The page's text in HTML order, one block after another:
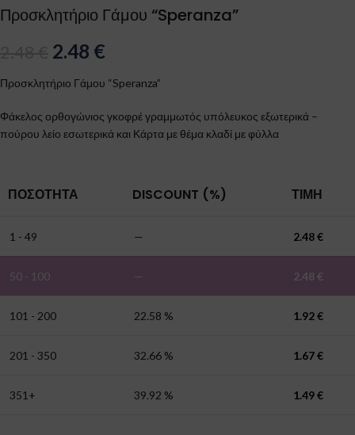
Προσκλητήριο Γάμου “Speranza”
2.48 €
Προσκλητήριο Γάμου “Speranza”
Φάκελος ορθογώνιος γκοφρέ γραμμωτός υπόλευκος εξωτερικά –
πούρου λείο εσωτερικά και Κάρτα με θέμα κλαδί με φύλλα
ΠΟΣΌΤΗΤΑ DISCOUNT (%) ΤΙΜΉ
1 - 49 — 2.48€
50 - 100 — 2.48 €
101 - 200 22.58 % 1.92€
201 - 350 32.66 % 1.67€
351+ 39.92 % 1.49€